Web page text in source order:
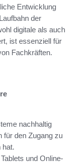
Entwicklung
der
digitale als auch
ist essenziell für
Fachkräften.
nachhaltig
für den Zugang zu
hat.
und Online-